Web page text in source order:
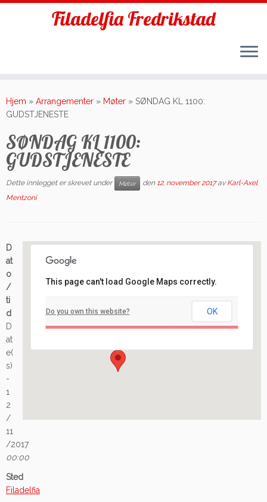
to
content
Filadelfia Fredrikstad
Hjem » Arrangementer » Møter » SØNDAG KL 1100:
GUDSTJENESTE
SØNDAG KL 1100:
GUDSTJENESTE
Dette innlegget er skrevet under Møter den 12. november 2017 avKarl-Axel
Mentzoni
Arrangement
This page can't load Google Maps correctly.
Do you own this website? OK
D
at
o
/
ti
d
D
at
e(
s)
-
1
2
/
11
/2017
00:00
Sted
Filadelfia